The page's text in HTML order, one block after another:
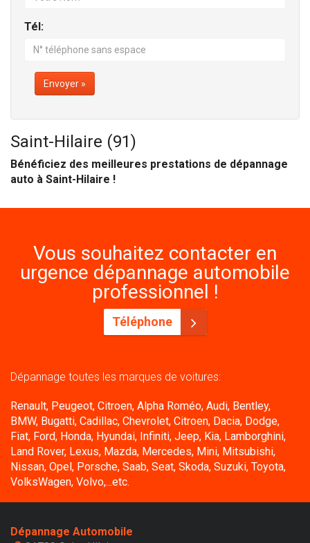
Tél:
Envoyer »
Saint-Hilaire (91)
Bénéficiez des meilleures prestations de dépannage
auto à Saint-Hilaire !
Vous souhaitez contacter en
urgence dépannage automobile
professionnel !
Téléphone
Dépannage toutes les marques de voitures:
Renault, Peugeot, Citroen, Alpha Roméo, Audi, Bentley,
BMW, Bugatti, Cadillac, Chevrolet, Citroen, Dacia, Dodge,
Fiat, Ford, Honda, Hyundai, Infiniti, Jeep, Kia, Lamborghini,
Land Rover, Lexus, Mazda, Mercedes, Mini, Mitsubishi,
Nissan, Opel, Porsche, Saab, Seat, Skoda, Suzuki, Toyota,
VolksWagen, Volvo,...etc.
Dépannage Automobile